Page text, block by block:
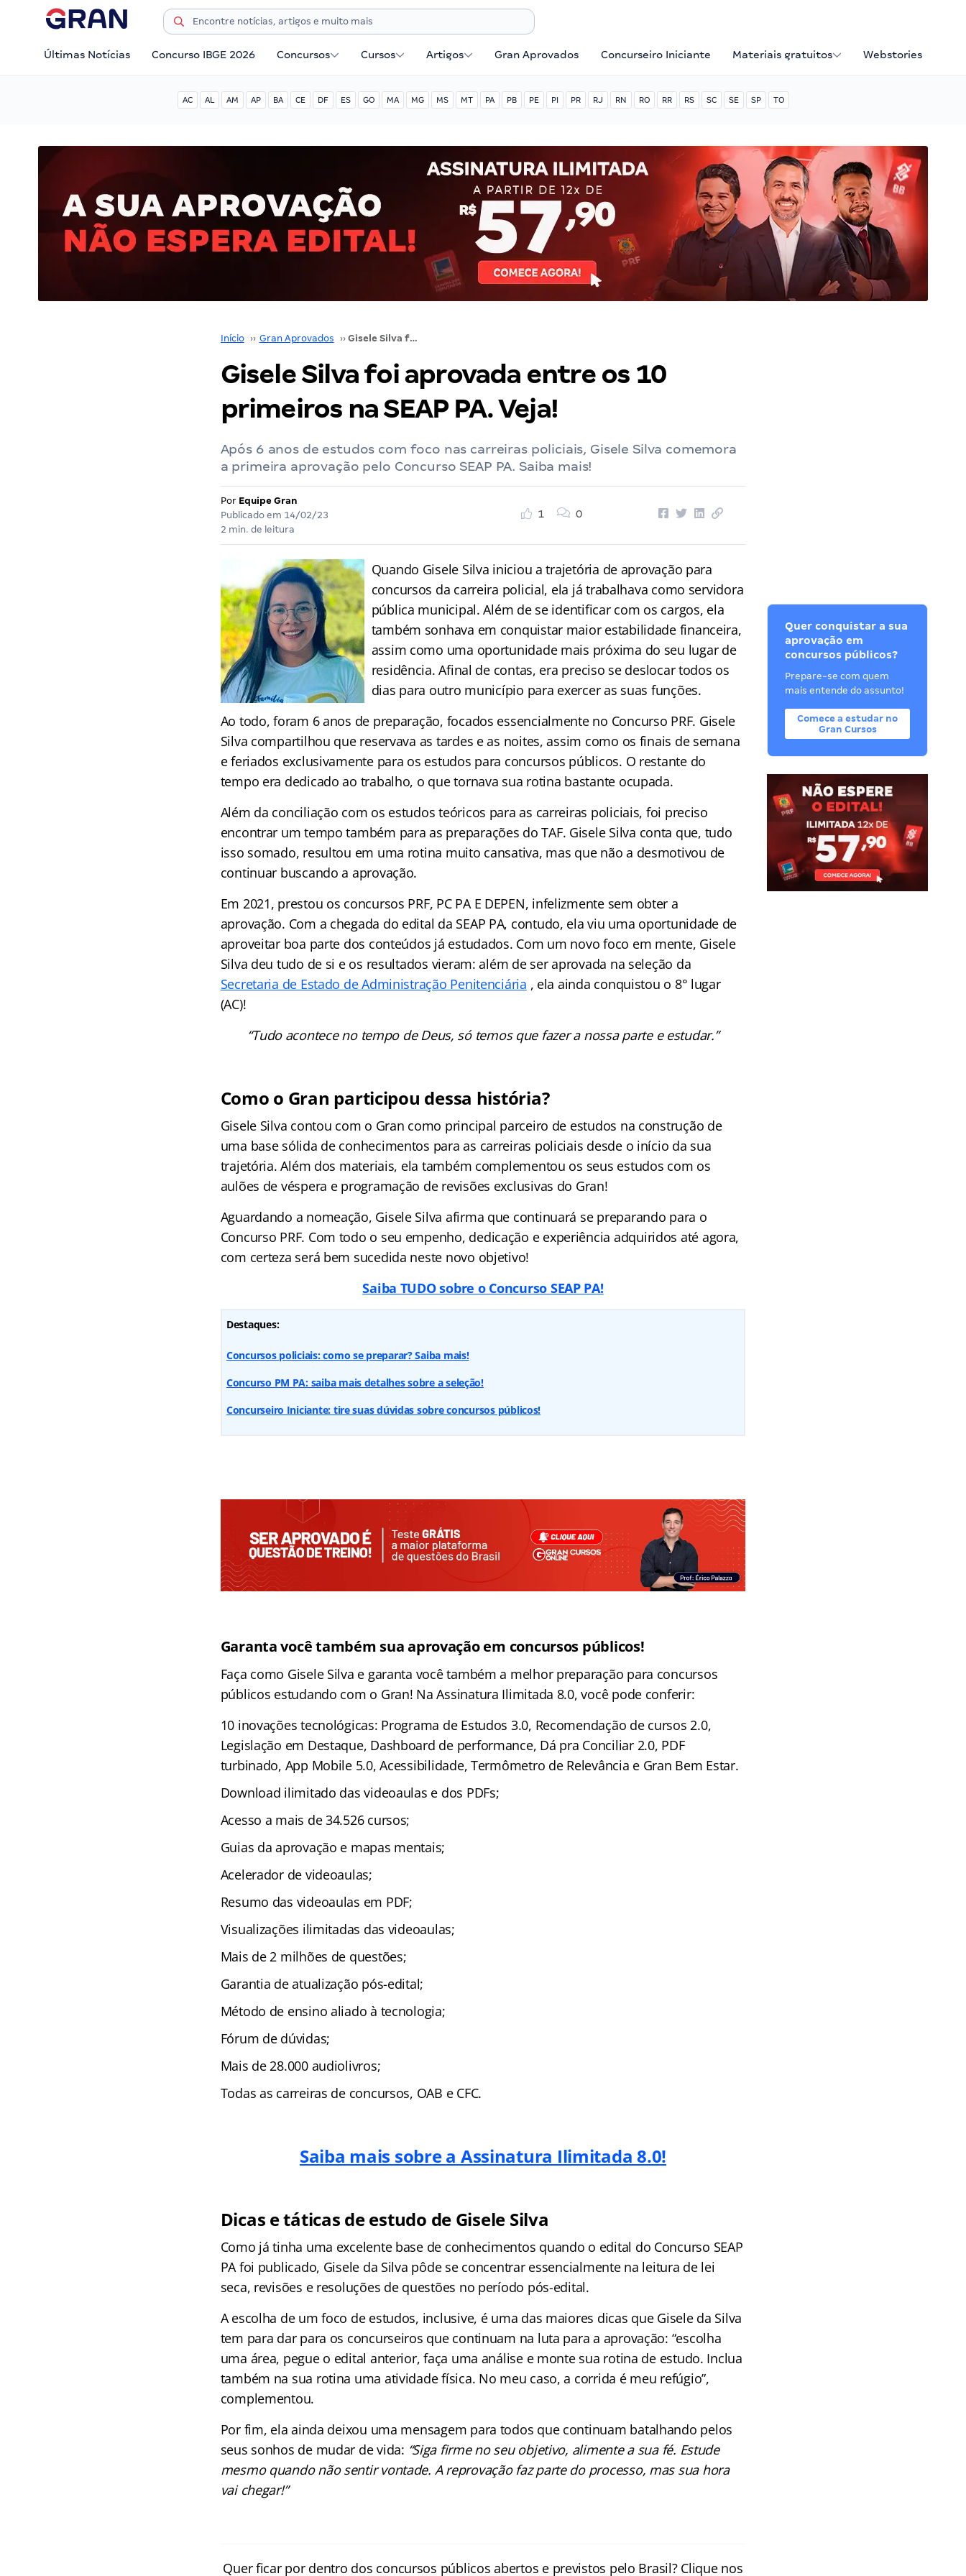
Últimas Notícias Concurso IBGE 2026 Concursos Cursos Artigos Gran Aprovados Concurseiro Iniciante Materiais gratuitos Webstories
AC AL AM AP BA CE DF ES GO MA MG MS MT PA PB PE PI PR RJ RN RO RR RS SC SE SP TO
Início ›› Gran Aprovados ›› Gisele Silva foi aprovada entre os 10 primeiros na SEAP PA. Veja!
Gisele Silva foi aprovada entre os 10
primeiros na SEAP PA. Veja!
Após 6 anos de estudos com foco nas carreiras policiais, Gisele Silva comemora
a primeira aprovação pelo Concurso SEAP PA. Saiba mais!
Por Equipe Gran
Publicado em 14/02/23
2 min. de leitura
1 0
Quando Gisele Silva iniciou a trajetória de aprovação para
concursos da carreira policial, ela já trabalhava como servidora
pública municipal. Além de se identificar com os cargos, ela
também sonhava em conquistar maior estabilidade financeira,
assim como uma oportunidade mais próxima do seu lugar de
residência. Afinal de contas, era preciso se deslocar todos os
dias para outro município para exercer as suas funções.
Ao todo, foram 6 anos de preparação, focados essencialmente no Concurso PRF. Gisele
Silva compartilhou que reservava as tardes e as noites, assim como os finais de semana
e feriados exclusivamente para os estudos para concursos públicos. O restante do
tempo era dedicado ao trabalho, o que tornava sua rotina bastante ocupada.
Além da conciliação com os estudos teóricos para as carreiras policiais, foi preciso
encontrar um tempo também para as preparações do TAF. Gisele Silva conta que, tudo
isso somado, resultou em uma rotina muito cansativa, mas que não a desmotivou de
continuar buscando a aprovação.
Em 2021, prestou os concursos PRF, PC PA E DEPEN, infelizmente sem obter a
aprovação. Com a chegada do edital da SEAP PA, contudo, ela viu uma oportunidade de
aproveitar boa parte dos conteúdos já estudados. Com um novo foco em mente, Gisele
Silva deu tudo de si e os resultados vieram: além de ser aprovada na seleção da
Secretaria de Estado de Administração Penitenciária , ela ainda conquistou o 8° lugar
(AC)!
“Tudo acontece no tempo de Deus, só temos que fazer a nossa parte e estudar.”
Como o Gran participou dessa história?
Gisele Silva contou com o Gran como principal parceiro de estudos na construção de
uma base sólida de conhecimentos para as carreiras policiais desde o início da sua
trajetória. Além dos materiais, ela também complementou os seus estudos com os
aulões de véspera e programação de revisões exclusivas do Gran!
Aguardando a nomeação, Gisele Silva afirma que continuará se preparando para o
Concurso PRF. Com todo o seu empenho, dedicação e experiência adquiridos até agora,
com certeza será bem sucedida neste novo objetivo!
Saiba TUDO sobre o Concurso SEAP PA!
Destaques:
Concursos policiais: como se preparar? Saiba mais!
Concurso PM PA: saiba mais detalhes sobre a seleção!
Concurseiro Iniciante: tire suas dúvidas sobre concursos públicos!
Garanta você também sua aprovação em concursos públicos!
Faça como Gisele Silva e garanta você também a melhor preparação para concursos
públicos estudando com o Gran! Na Assinatura Ilimitada 8.0, você pode conferir:
10 inovações tecnológicas: Programa de Estudos 3.0, Recomendação de cursos 2.0,
Legislação em Destaque, Dashboard de performance, Dá pra Conciliar 2.0, PDF
turbinado, App Mobile 5.0, Acessibilidade, Termômetro de Relevância e Gran Bem Estar.
Download ilimitado das videoaulas e dos PDFs;
Acesso a mais de 34.526 cursos;
Guias da aprovação e mapas mentais;
Acelerador de videoaulas;
Resumo das videoaulas em PDF;
Visualizações ilimitadas das videoaulas;
Mais de 2 milhões de questões;
Garantia de atualização pós-edital;
Método de ensino aliado à tecnologia;
Fórum de dúvidas;
Mais de 28.000 audiolivros;
Todas as carreiras de concursos, OAB e CFC.
Saiba mais sobre a Assinatura Ilimitada 8.0!
Dicas e táticas de estudo de Gisele Silva
Como já tinha uma excelente base de conhecimentos quando o edital do Concurso SEAP
PA foi publicado, Gisele da Silva pôde se concentrar essencialmente na leitura de lei
seca, revisões e resoluções de questões no período pós-edital.
A escolha de um foco de estudos, inclusive, é uma das maiores dicas que Gisele da Silva
tem para dar para os concurseiros que continuam na luta para a aprovação: “escolha
uma área, pegue o edital anterior, faça uma análise e monte sua rotina de estudo. Inclua
também na sua rotina uma atividade física. No meu caso, a corrida é meu refúgio”,
complementou.
Por fim, ela ainda deixou uma mensagem para todos que continuam batalhando pelos
seus sonhos de mudar de vida: “Siga firme no seu objetivo, alimente a sua fé. Estude
mesmo quando não sentir vontade. A reprovação faz parte do processo, mas sua hora
vai chegar!”
Quer ficar por dentro dos concursos públicos abertos e previstos pelo Brasil? Clique nos
Quer conquistar a sua
aprovação em
concursos públicos?
Prepare-se com quem
mais entende do assunto!
Comece a estudar no
Gran Cursos